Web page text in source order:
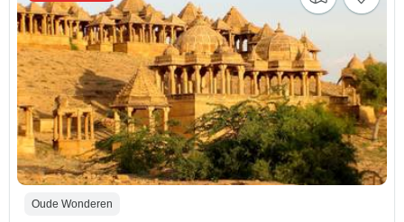
Oude Wonderen